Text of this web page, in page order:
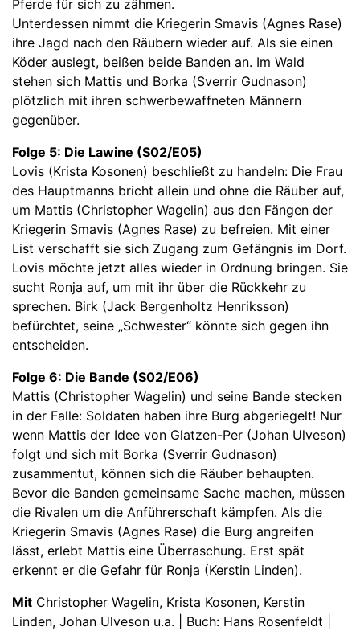
Pferde für sich zu zähmen.
Unterdessen nimmt die Kriegerin Smavis (Agnes Rase)
ihre Jagd nach den Räubern wieder auf. Als sie einen
Köder auslegt, beißen beide Banden an. Im Wald
stehen sich Mattis und Borka (Sverrir Gudnason)
plötzlich mit ihren schwerbewaffneten Männern
gegenüber.
Folge 5: Die Lawine (S02/E05)
Lovis (Krista Kosonen) beschließt zu handeln: Die Frau
des Hauptmanns bricht allein und ohne die Räuber auf,
um Mattis (Christopher Wagelin) aus den Fängen der
Kriegerin Smavis (Agnes Rase) zu befreien. Mit einer
List verschafft sie sich Zugang zum Gefängnis im Dorf.
Lovis möchte jetzt alles wieder in Ordnung bringen. Sie
sucht Ronja auf, um mit ihr über die Rückkehr zu
sprechen. Birk (Jack Bergenholtz Henriksson)
befürchtet, seine „Schwester“ könnte sich gegen ihn
entscheiden.
Folge 6: Die Bande (S02/E06)
Mattis (Christopher Wagelin) und seine Bande stecken
in der Falle: Soldaten haben ihre Burg abgeriegelt! Nur
wenn Mattis der Idee von Glatzen-Per (Johan Ulveson)
folgt und sich mit Borka (Sverrir Gudnason)
zusammentut, können sich die Räuber behaupten.
Bevor die Banden gemeinsame Sache machen, müssen
die Rivalen um die Anführerschaft kämpfen. Als die
Kriegerin Smavis (Agnes Rase) die Burg angreifen
lässt, erlebt Mattis eine Überraschung. Erst spät
erkennt er die Gefahr für Ronja (Kerstin Linden).
Mit Christopher Wagelin, Krista Kosonen, Kerstin
Linden, Johan Ulveson u.a. | Buch: Hans Rosenfeldt |